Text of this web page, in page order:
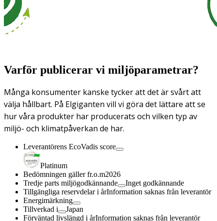
Varför publicerar vi miljöparametrar?
Många konsumenter kanske tycker att det är svårt att
välja hållbart. På Elgiganten vill vi göra det lättare att se
hur våra produkter har producerats och vilken typ av
miljö- och klimatpåverkan de har.
Leverantörens EcoVadis score
Platinum
Bedömningen gäller fr.o.m2026
Tredje parts miljögodkännande
Inget godkännande
Tillgängliga reservdelar i årInformation saknas från leverantör
Energimärkning
Tillverkad i
Japan
Förväntad livslängd i årInformation saknas från leverantör